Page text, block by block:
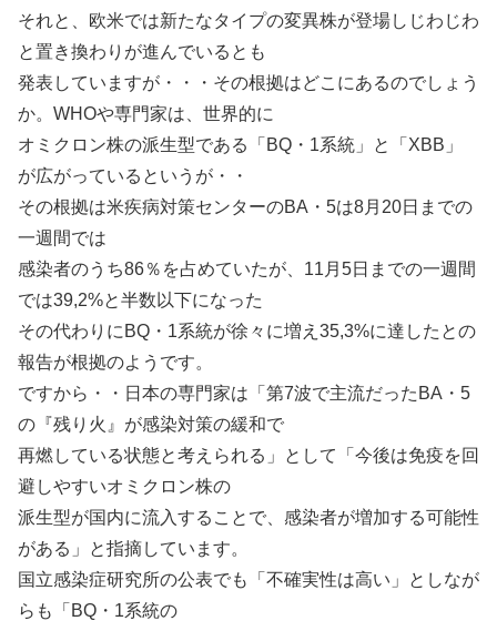
それと、欧米では新たなタイプの変異株が登場しじわじわ
と置き換わりが進んでいるとも
発表していますが・・・その根拠はどこにあるのでしょう
か。WHOや専門家は、世界的に
オミクロン株の派生型である「BQ・1系統」と「XBB」
が広がっているというが・・
その根拠は米疾病対策センターのBA・5は8月20日までの
一週間では
感染者のうち86％を占めていたが、11月5日までの一週間
では39,2%と半数以下になった
その代わりにBQ・1系統が徐々に増え35,3%に達したとの
報告が根拠のようです。
ですから・・日本の専門家は「第7波で主流だったBA・5
の『残り火』が感染対策の緩和で
再燃している状態と考えられる」として「今後は免疫を回
避しやすいオミクロン株の
派生型が国内に流入することで、感染者が増加する可能性
がある」と指摘しています。
国立感染症研究所の公表でも「不確実性は高い」としなが
らも「BQ・1系統の